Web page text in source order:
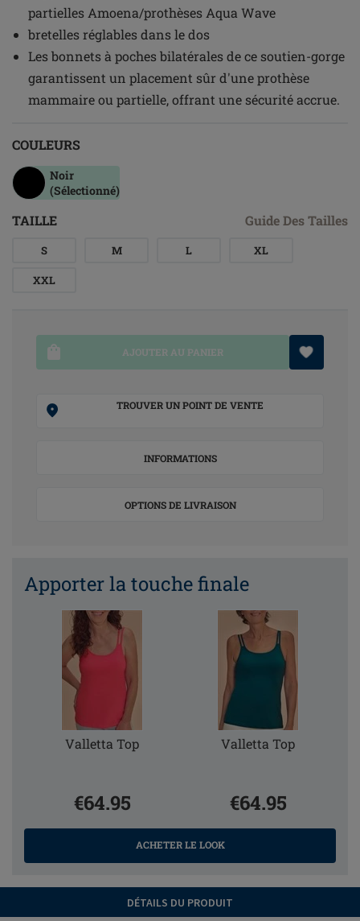
partielles Amoena/prothèses Aqua Wave
bretelles réglables dans le dos
Les bonnets à poches bilatérales de ce soutien-gorge
garantissent un placement sûr d'une prothèse
mammaire ou partielle, offrant une sécurité accrue.
COULEURS
Noir
(Sélectionné)
TAILLE Guide Des Tailles
S M L XL
XXL
AJOUTER AU PANIER
TROUVER UN POINT DE VENTE
INFORMATIONS
OPTIONS DE LIVRAISON
Apporter la touche finale
Valletta Top
€64.95
Valletta Top
€64.95
ACHETER LE LOOK
DÉTAILS DU PRODUIT